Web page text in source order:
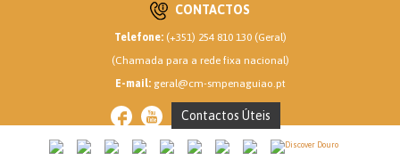
CONTACTOS
Telefone:(+351) 254 810 130 (Geral)
(Chamada para a rede fixa nacional)
E-mail:geral@cm-smpenaguiao.pt
Contactos Úteis